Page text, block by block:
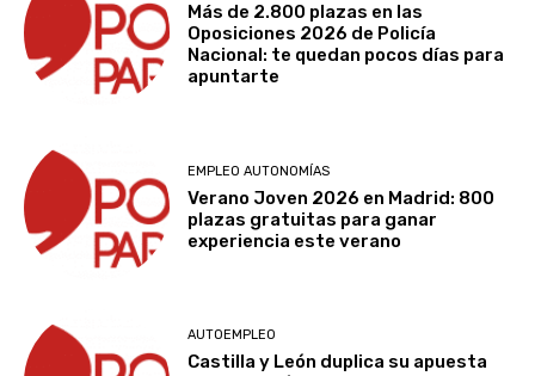
Más de 2.800 plazas en las
Oposiciones 2026 de Policía
Nacional: te quedan pocos días para
apuntarte
EMPLEO AUTONOMÍAS
Verano Joven 2026 en Madrid: 800
plazas gratuitas para ganar
experiencia este verano
AUTOEMPLEO
Castilla y León duplica su apuesta